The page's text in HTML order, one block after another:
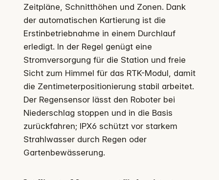
Zeitpläne, Schnitthöhen und Zonen. Dank
der automatischen Kartierung ist die
Erstinbetriebnahme in einem Durchlauf
erledigt. In der Regel genügt eine
Stromversorgung für die Station und freie
Sicht zum Himmel für das RTK-Modul, damit
die Zentimeterpositionierung stabil arbeitet.
Der Regensensor lässt den Roboter bei
Niederschlag stoppen und in die Basis
zurückfahren; IPX6 schützt vor starkem
Strahlwasser durch Regen oder
Gartenbewässerung.